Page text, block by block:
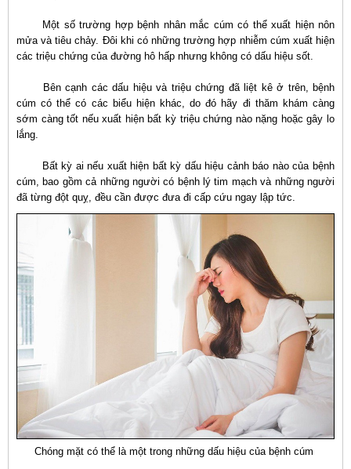
Một số trường hợp bệnh nhân mắc cúm có thể xuất hiện nôn
mửa và tiêu chảy. Đôi khi có những trường hợp nhiễm cúm xuất hiện
các triệu chứng của đường hô hấp nhưng không có dấu hiệu sốt.
Bên cạnh các dấu hiệu và triệu chứng đã liệt kê ở trên, bệnh
cúm có thể có các biểu hiện khác, do đó hãy đi thăm khám càng
sớm càng tốt nếu xuất hiện bất kỳ triệu chứng nào nặng hoặc gây lo
lắng.
Bất kỳ ai nếu xuất hiện bất kỳ dấu hiệu cảnh báo nào của bệnh
cúm, bao gồm cả những người có bệnh lý tim mạch và những người
đã từng đột quỵ, đều cần được đưa đi cấp cứu ngay lập tức.
Chóng mặt có thể là một trong những dấu hiệu của bệnh cúm